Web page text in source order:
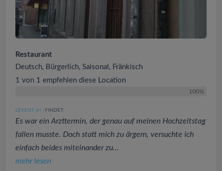
Restaurant
Deutsch, Bürgerlich, Saisonal, Fränkisch
1 von 1 empfehlen diese Location
100%
LEVENT (45 ) FINDET:
Es war ein Arzttermin, der genau auf meinen Hochzeitstag
fallen musste. Doch statt mich zu ärgern, versuchte ich
einfach beides miteinander zu...
mehr lesen